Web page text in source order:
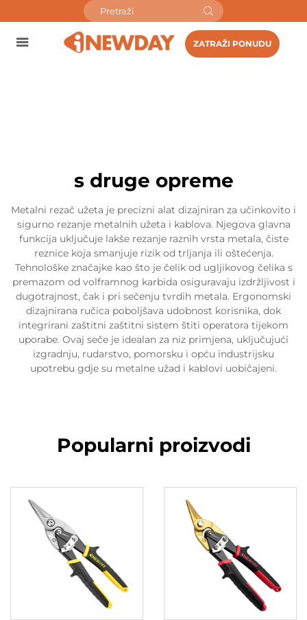
ZATRAŽI PONUDU
s druge opreme
Metalni rezač užeta je precizni alat dizajniran za učinkovito i
sigurno rezanje metalnih užeta i kablova. Njegova glavna
funkcija uključuje lakše rezanje raznih vrsta metala, čiste
reznice koja smanjuje rizik od trljanja ili oštećenja.
Tehnološke značajke kao što je čelik od ugljikovog čelika s
premazom od volframnog karbida osiguravaju izdržljivost i
dugotrajnost, čak i pri sečenju tvrdih metala. Ergonomski
dizajnirana ručica poboljšava udobnost korisnika, dok
integrirani zaštitni zaštitni sistem štiti operatora tijekom
uporabe. Ovaj seče je idealan za niz primjena, uključujući
izgradnju, rudarstvo, pomorsku i opću industrijsku
upotrebu gdje su metalne užad i kablovi uobičajeni.
Popularni proizvodi